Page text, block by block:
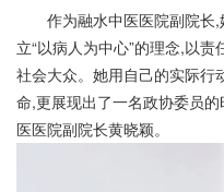
作为融水中医医院副院长
立“以病人为中心”的理念,以
社会大众。她用自己的实际行
命,更展现出了一名政协委员
医医院副院长黄晓颖。